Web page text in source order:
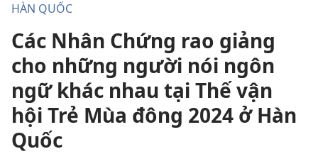
HÀN QUỐC
Các Nhân Chứng rao giảng
cho những người nói ngôn
ngữ khác nhau tại Thế vận
hội Trẻ Mùa đông 2024 ở Hàn
Quốc